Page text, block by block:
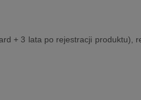
+ 3 lata po rejestracji produktu),